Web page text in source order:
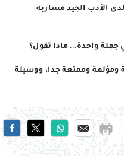
لدى الأدب الجيد مساربه
جملة واحدة... ماذا تقول؟
وممتعة جدا، ووسيلة